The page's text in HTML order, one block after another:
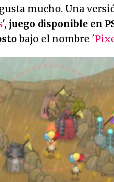
mucho. Una
', juego disponible en
bajo el nombre '